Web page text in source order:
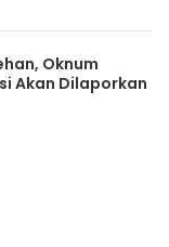
Oknum
Akan Dilaporkan